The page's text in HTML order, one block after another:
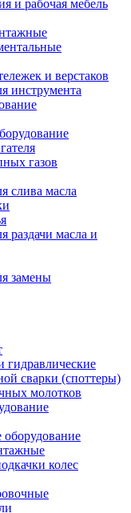
и рабочая мебель
и верстаков
инструмента
газов
слива масла
раздачи масла и
замены
гидравлические
сварки (споттеры)
молотков
колес